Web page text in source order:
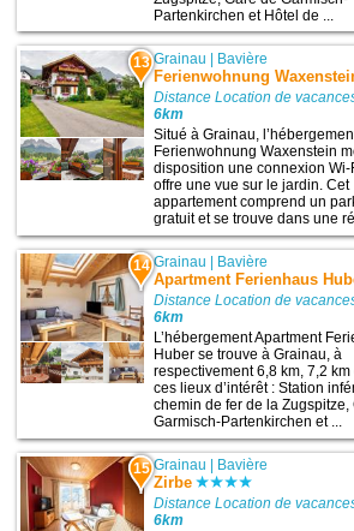
Partenkirchen et Hôtel de ...
13 Grainau Bavière
Ferienwohnung
Distance Location de
6km
Situé à Grainau,
Ferienwohnung Waxenstein
disposition une connexion Wi-
offre une vue sur le jardin. Cet
appartement comprend un
gratuit et se trouve dans une
14 Grainau Bavière
Apartment Ferienhaus
Distance Location de
6km
L’hébergement Apartment
Huber se trouve à Grainau, à
respectivement 6,8 km, 7,2 km
ces lieux d’intérêt : Station
chemin de fer de la Zugspitze,
Garmisch-Partenkirchen et ...
15 Grainau Bavière
Zirbe
Distance Location de
6km